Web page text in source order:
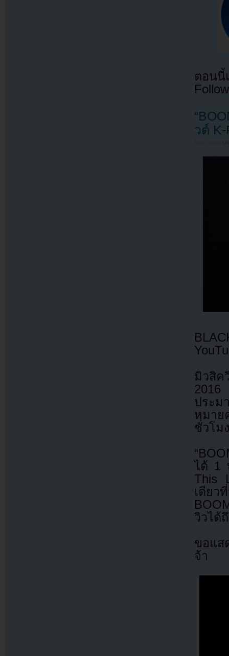
ตอนนี้
วต์
มิวสิค
2016
ประ
หมาย
ชั่วโมง
ได้ 1
This
เดีย
วิวได้
ขอแส
จ้า